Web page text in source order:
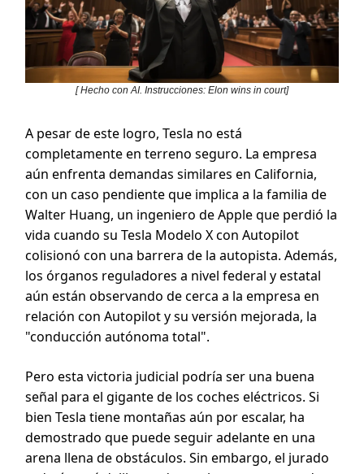
[ Hecho con AI. Instrucciones: Elon wins in court]
A pesar de este logro, Tesla no está
completamente en terreno seguro. La empresa
aún enfrenta demandas similares en California,
con un caso pendiente que implica a la familia de
Walter Huang, un ingeniero de Apple que perdió la
vida cuando su Tesla Modelo X con Autopilot
colisionó con una barrera de la autopista. Además,
los órganos reguladores a nivel federal y estatal
aún están observando de cerca a la empresa en
relación con Autopilot y su versión mejorada, la
"conducción autónoma total".
Pero esta victoria judicial podría ser una buena
señal para el gigante de los coches eléctricos. Si
bien Tesla tiene montañas aún por escalar, ha
demostrado que puede seguir adelante en una
arena llena de obstáculos. Sin embargo, el jurado